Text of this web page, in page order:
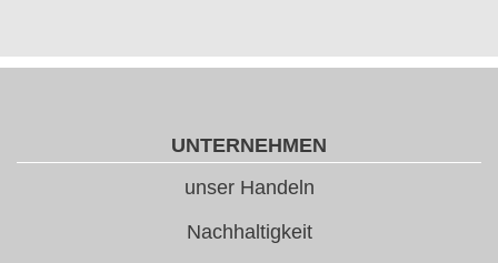
UNTERNEHMEN
unser Handeln
Nachhaltigkeit